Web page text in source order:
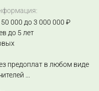
000 до 3 000 000 ₽
до 5 лет
предоплат в любом виде